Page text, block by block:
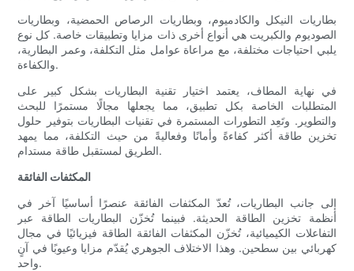
بطاريات النيكل والكادميوم، وبطاريات الرصاص الحمضية، وبطاريات
الصوديوم والكبريت هي أنواع أخرى ذات مزايا وتطبيقات خاصة. كل نوع
يلبي احتياجات مختلفة، مع مراعاة عوامل مثل التكلفة، وعمر البطارية،
والكفاءة.
في نهاية المطاف، يعتمد اختيار تقنية البطاريات بشكل كبير على
المتطلبات الخاصة بكل تطبيق، مما يجعلها مجالًا مستمرًا للبحث
والتطوير. وتَعِد التطورات المستمرة في تقنيات البطاريات بتوفير حلول
تخزين طاقة أكثر كفاءةً وأمانًا وفعاليةً من حيث التكلفة، مما يمهد
الطريق لمستقبل طاقة مستدام.
المكثفات الفائقة
إلى جانب البطاريات، تُعدّ المكثفات الفائقة عنصرًا أساسيًا آخر في
أنظمة تخزين الطاقة الحديثة. فبينما تُخزّن البطاريات الطاقة عبر
التفاعلات الكيميائية، تُخزّن المكثفات الفائقة الطاقة فيزيائيًا في مجال
كهربائي بين سطحين. وهذا الاختلاف الجوهري يُقدّم مزايا وعيوبًا في آنٍ
واحد.